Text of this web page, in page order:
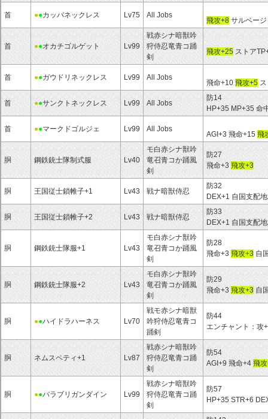
首 ●●カッパネックレス Lv75 All Jobs
飛攻+8 サルベー
首 ●●オカチゴルゲット Lv99
戦赤シナ暗獣吟
狩侍忍竜青コ踊
剣
飛攻+25 ストア
首 ●●ガウドリネックレス Lv99 All Jobs
飛命+10 飛攻+5
首 ●●サンクトネックレス Lv99 All Jobs
防14
HP+35 MP+35 命
首 ●●マークドゴルジェ Lv99 All Jobs
AGI+3 飛命+15 飛
胴 鋼鉄銃士隊制式服 Lv40
モ白赤シナ獣吟
竜召青コか踊風
剣
防27
飛命+3 飛攻+3
胴 王国従士鎖帷子+1 Lv43 戦ナ暗獣侍忍
防32
DEX+1 自国支配
胴 王国従士鎖帷子+2 Lv43 戦ナ暗獣侍忍
防33
DEX+1 自国支配
胴 鋼鉄銃士隊服+1 Lv43
モ白赤シナ獣吟
竜召青コか踊風
剣
防28
飛命+3 飛攻+3 自
胴 鋼鉄銃士隊服+2 Lv43
モ白赤シナ獣吟
竜召青コか踊風
剣
防29
飛命+3 飛攻+3 自
胴 ●●ハイドラハーネス Lv70
戦モ赤シナ暗獣
吟狩侍忍竜青コ
踊剣
防44
エンチャント：攻
胴 ネムスペティ+1 Lv87
戦赤シナ暗獣吟
狩侍忍竜青コ踊
剣
防54
AGI+9 飛命+4 飛
胴 ●●バラブリガンダイン Lv99
戦赤シナ暗獣吟
狩侍忍竜青コ踊
剣
防57
HP+35 STR+6